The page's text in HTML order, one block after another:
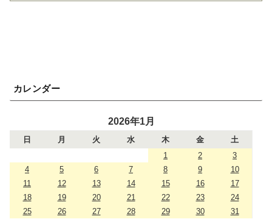
カレンダー
2026年1月
日 月 火 水 木 金
土
1
2
3
4
5 6 7 8 9
10
11
12 13 14 15 16
17
18
19 20 21 22 23
24
25
26 27 28 29 30 31